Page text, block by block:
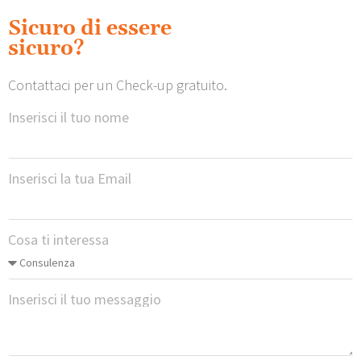
Sicuro di essere
sicuro?
Contattaci per un Check-up gratuito.
Inserisci il tuo nome
Inserisci la tua Email
Cosa ti interessa
Inserisci il tuo messaggio